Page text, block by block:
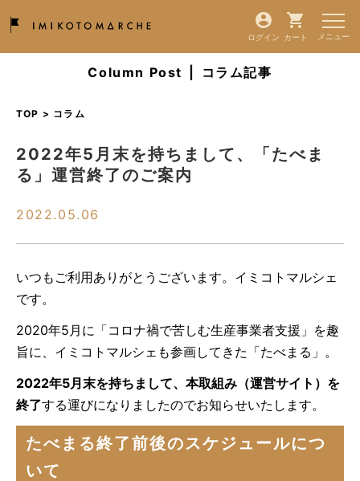
ログイン カート
Column Post コラム記事
TOP > コラム
2022年5月末を持ちまして、「たべま
る」運営終了のご案内
2022.05.06
いつもご利用ありがとうございます。イミコトマルシェ
です。
2020年5月に「コロナ禍で苦しむ生産事業者支援」を趣
旨に、イミコトマルシェも参画してきた「たべまる」。
2022年5月末を持ちまして、本取組み（運営サイト）を
終了する運びになりましたのでお知らせいたします。
たべまる終了前後のスケジュールにつ
いて